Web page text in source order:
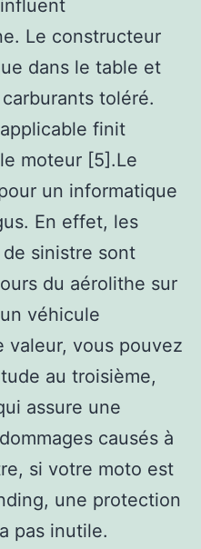
Le constructeur
dans le table et
toléré.
finit
moteur [5].Le
un informatique
En effet, les
sinistre sont
du aérolithe sur
véhicule
valeur, vous pouvez
au troisième,
assure une
causés à
si votre moto est
une protection
pas inutile.